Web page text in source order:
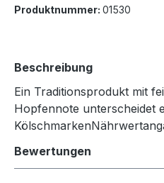
Produktnummer: 01530
Beschreibung
Ein Traditionsprodukt mit
Hopfennote unterscheidet
Bewertungen